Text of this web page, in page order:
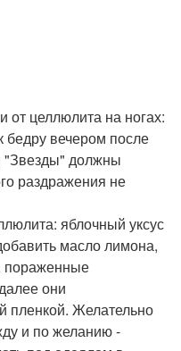
от целлюлита на ногах:
бедру вечером после
"Звезды" должны
раздражения не
яблочный уксус
масло лимона,
пораженные
они
пленкой. Желательно
и по желанию -